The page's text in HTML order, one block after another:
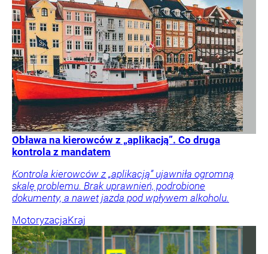
Obława na kierowców z „aplikacją”. Co druga
kontrola z mandatem
Kontrola kierowców z „aplikacją” ujawniła ogromną
skalę problemu. Brak uprawnień, podrobione
dokumenty, a nawet jazda pod wpływem alkoholu.
MotoryzacjaKraj